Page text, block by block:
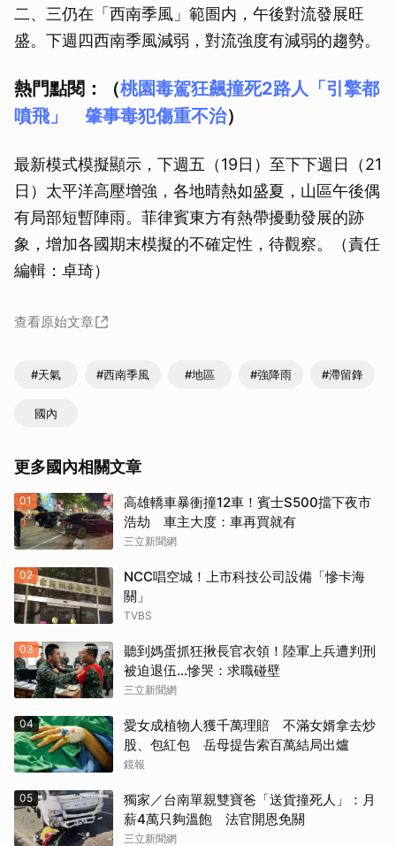
二、三仍在「西南季風」範圄内，午後對流發展旺
盛。下週四西南季風減弱，對流強度有減弱的趨勢。
熱門點閱：（桃園毒駕狂飆撞死2路人「引擎都
噴飛」 肇事毒犯傷重不治）
最新模式模擬顯示，下週五（19日）至下下週日（21
日）太平洋高壓增強，各地晴熱如盛夏，山區午後偶
有局部短暫陣雨。菲律賓東方有熱帶擾動發展的跡
象，增加各國期末模擬的不確定性，待觀察。（責任
編輯：卓琦）
查看原始文章
#天氣 #西南季風 #地區 #強降雨 #滯留鋒
國內
更多國內相關文章
01
高雄轎車暴衝撞12車！賓士S500擋下夜市
浩劫 車主大度：車再買就有
三立新聞網
02
NCC唱空城！上市科技公司設備「慘卡海
關」
TVBS
03
聽到媽蛋抓狂揪長官衣領！陸軍上兵遭判刑
被迫退伍…慘哭：求職碰壁
三立新聞網
04
愛女成植物人獲千萬理賠 不滿女婿拿去炒
股、包紅包 岳母提告索百萬結局出爐
鏡報
05
獨家／台南單親雙寶爸「送貨撞死人」：月
薪4萬只夠溫飽 法官開恩免關
三立新聞網